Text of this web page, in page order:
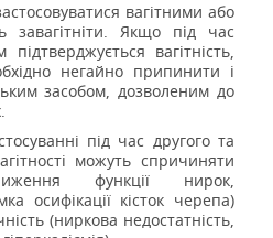
вагітними або
завагітніти. Якщо під час
вагітність,
негайно припинити і
засобом, дозволеним до
під час другого та
можуть спричиняти
функції нирок,
осифікації кісток черепа)
(ниркова недостатність,